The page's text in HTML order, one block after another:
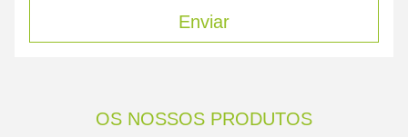
Enviar
OS NOSSOS PRODUTOS